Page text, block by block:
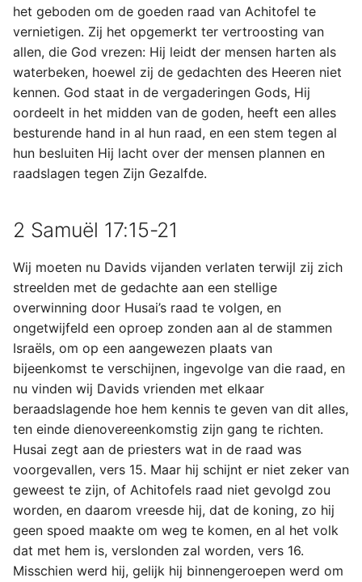
het geboden om de goeden raad van Achitofel te
vernietigen. Zij het opgemerkt ter vertroosting van
allen, die God vrezen: Hij leidt der mensen harten als
waterbeken, hoewel zij de gedachten des Heeren niet
kennen. God staat in de vergaderingen Gods, Hij
oordeelt in het midden van de goden, heeft een alles
besturende hand in al hun raad, en een stem tegen al
hun besluiten Hij lacht over der mensen plannen en
raadslagen tegen Zijn Gezalfde.
2 Samuël 17:15-21
Wij moeten nu Davids vijanden verlaten terwijl zij zich
streelden met de gedachte aan een stellige
overwinning door Husai’s raad te volgen, en
ongetwijfeld een oproep zonden aan al de stammen
Israëls, om op een aangewezen plaats van
bijeenkomst te verschijnen, ingevolge van die raad, en
nu vinden wij Davids vrienden met elkaar
beraadslagende hoe hem kennis te geven van dit alles,
ten einde dienovereenkomstig zijn gang te richten.
Husai zegt aan de priesters wat in de raad was
voorgevallen, vers 15. Maar hij schijnt er niet zeker van
geweest te zijn, of Achitofels raad niet gevolgd zou
worden, en daarom vreesde hij, dat de koning, zo hij
geen spoed maakte om weg te komen, en al het volk
dat met hem is, verslonden zal worden, vers 16.
Misschien werd hij, gelijk hij binnengeroepen werd om